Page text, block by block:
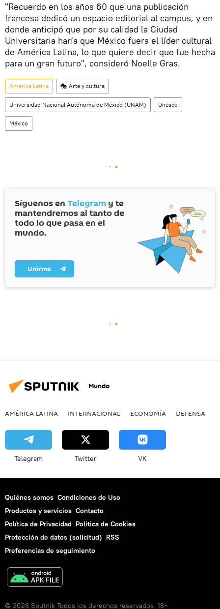
"Recuerdo en los años 60 que una publicación
francesa dedicó un espacio editorial al campus, y en
donde anticipó que por su calidad la Ciudad
Universitaria haría que México fuera el líder cultural
de América Latina, lo que quiere decir que fue hecha
para un gran futuro", consideró Noelle Gras.
América Latina 🎭 Arte y cultura
Universidad Nacional Autónoma de México (UNAM) Unesco
México
Síguenos en Telegram y te
mantendremos al tanto de
todo lo que pasa en el
mundo.
Unirme
Mundo
AMÉRICA LATINA INTERNACIONAL ECONOMÍA DEFENSA
Telegram Twitter VK
Quiénes somos Condiciones de Uso
Productos y servicios Contacto
Política de Privacidad Politica de Cookies
Protección de datos (solicitud) RSS
Preferencias de seguimiento
© 2026 Sputnik Todos los derechos reservados. 18+